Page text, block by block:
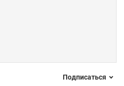
Подписаться